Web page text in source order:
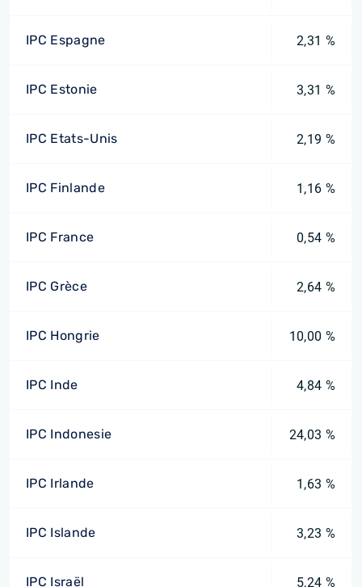
IPC Espagne 2,31 %
IPC Estonie 3,31 %
IPC Etats-Unis 2,19 %
IPC Finlande 1,16 %
IPC France 0,54 %
IPC Grèce 2,64 %
IPC Hongrie 10,00 %
IPC Inde 4,84 %
IPC Indonesie 24,03 %
IPC Irlande 1,63 %
IPC Islande 3,23 %
IPC Israël 5,24 %